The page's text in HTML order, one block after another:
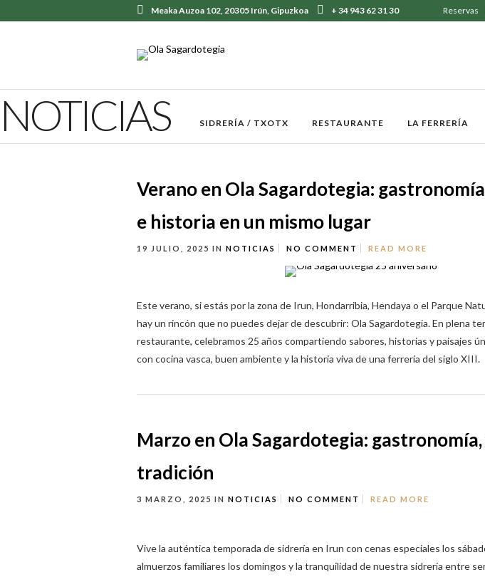
Reservas
Meaka Auzoa 102, 20305 Irún, Gipuzkoa + 34 943 62 31 30
SIDRERÍA / TXOTX RESTAURANTE LA FERRERÍA
NOTICIAS
Verano en Ola Sagardotegia:
e historia en un mismo lugar
19 JULIO, 2025 IN NOTICIAS NO COMMENT READ MORE
Este verano, si estás por la zona de Irun, Hondarribia, Hendaya o el Parque
hay un rincón que no puedes dejar de descubrir: Ola Sagardotegia. En plena
restaurante, celebramos 25 años compartiendo sabores, historias y paisajes
con cocina vasca, buen ambiente y la historia viva de una ferrería del siglo XIII.
Marzo en Ola Sagardotegia:
tradición
3 MARZO, 2025 IN NOTICIAS NO COMMENT READ MORE
Vive la auténtica temporada de sidrería en Irun con cenas especiales los
almuerzos familiares los domingos y la tranquilidad de nuestra sidrería entre